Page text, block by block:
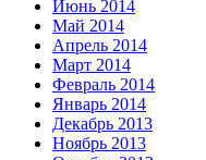
Июнь 2014
Май 2014
Апрель 2014
Март 2014
Февраль 2014
Январь 2014
Декабрь 2013
Ноябрь 2013